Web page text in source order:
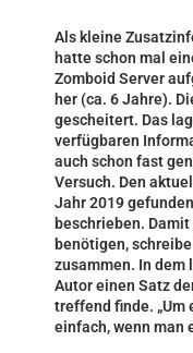
Als kleine
hatte schon mal
Zomboid Server
her (ca. 6 Jahre).
gescheitert. Das
verfügbaren
auch schon fast
Versuch. Den
Jahr 2019
beschrieben.
benötigen,
zusammen. In dem
Autor einen Satz
treffend finde. „Um
einfach, wenn man